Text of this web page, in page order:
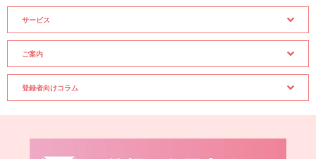
サービス
ご案内
登録者向けコラム